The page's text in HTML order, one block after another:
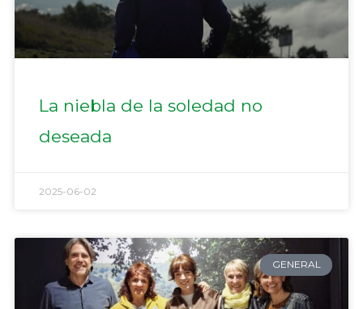
La niebla de la soledad no
deseada
2025-06-02
GENERAL